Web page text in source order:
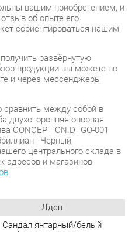
между собой в
опорная
Черный,
центрального склада в
и магазинов
Лдсп
янтарный/белый
бриллиант/черный
420
583
С ящиками